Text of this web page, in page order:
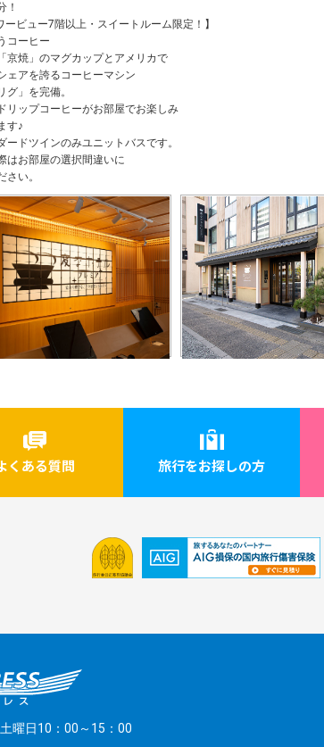
！
ービュー7階以上・スイートルーム限定！】
コーヒー
京焼」のマグカップとアメリカで
ェアを誇るコーヒーマシン
」を完備。
リップコーヒーがお部屋でお楽しみ
す♪
ドツインのみユニットバスです。
はお部屋の選択間違いに
い。
くある質問 旅行をお探しの方
曜日10：00～15：00